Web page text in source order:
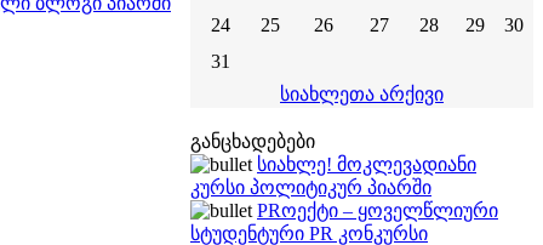
24
25 26 27 28 29
30
31
სიახლეთა არქივი
განცხადებები
სიახლე! მოკლევადიანი
კურსი პოლიტიკურ პიარში
PRოექტი – ყოველწლიური
სტუდენტური PR კონკურსი